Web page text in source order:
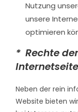
Nutzung
unsere
optimieren
* Rechte
Internetseite
Neben der rein
Website bieten